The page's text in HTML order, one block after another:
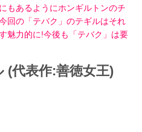
もあるようにホンギルトンのチ
回の「テバク」のテギルはそれ
魅力的に!今後も「テバク」は要
(代表作:善徳女王)